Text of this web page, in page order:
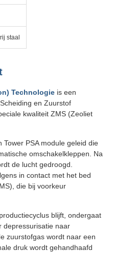
staal
Technologieis een
en Zuurstof
kwaliteit ZMS (Zeoliet
PSA module geleid die
omschakelkleppen. Na
de lucht gedroogd.
in contact met het bed
die bij voorkeur
blijft, ondergaat
depressurisatie naar
zuurstofgas wordt naar een
druk wordt gehandhaafd